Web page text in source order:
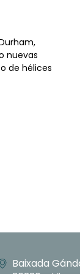
nuevas
de hélices
Baixada